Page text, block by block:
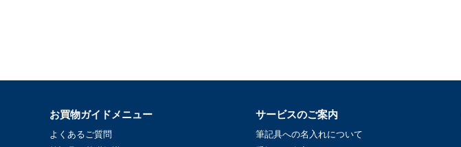
お買物ガイドメニュー
よくあるご質問
サービスのご案内
筆記具への名入れについて